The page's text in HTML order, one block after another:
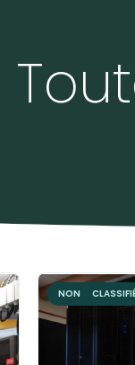
NON